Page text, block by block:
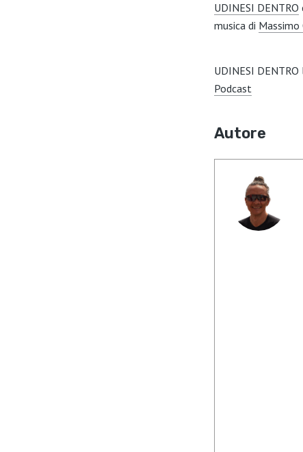
UDINESI DENTRO
musica di Massimo
UDINESI
Podcast
Autore